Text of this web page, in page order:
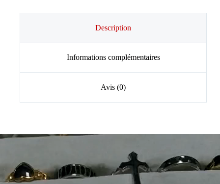
Description
Informations complémentaires
Avis (0)